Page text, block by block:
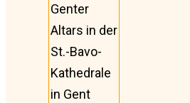
Genter
Altars in der
St.-Bavo-
Kathedrale
in Gent